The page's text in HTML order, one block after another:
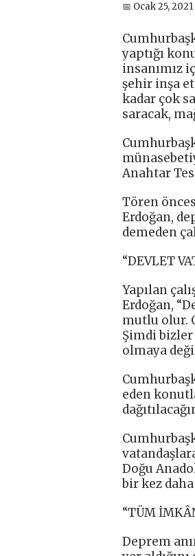
📅 Ocak 25, 2021
yaptığı
insanımız
şehir inşa
kadar çok
saracak,
Anahtar
Tören
Erdoğan,
demeden
“DEVLET
Yapılan
Erdoğan,
mutlu olur.
Şimdi
olmaya
eden
Doğu
bir kez
“TÜM
Deprem